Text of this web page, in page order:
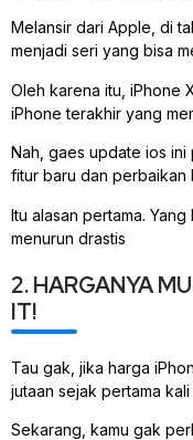
Melansir dari Apple, di
menjadi seri yang bisa
Oleh karena itu, iPhone
iPhone terakhir yang
Nah, gaes update ios
fitur baru dan perbaikan
Itu alasan pertama.
menurun drastis
2. HARGANYA
IT!
Tau gak, jika harga
jutaan sejak pertama kali
Sekarang, kamu gak